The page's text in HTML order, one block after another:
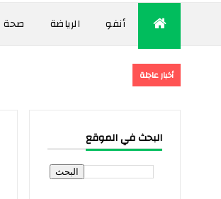
أنفو الرياضة صحة
أخبار عاجلة
البحث في الموقع